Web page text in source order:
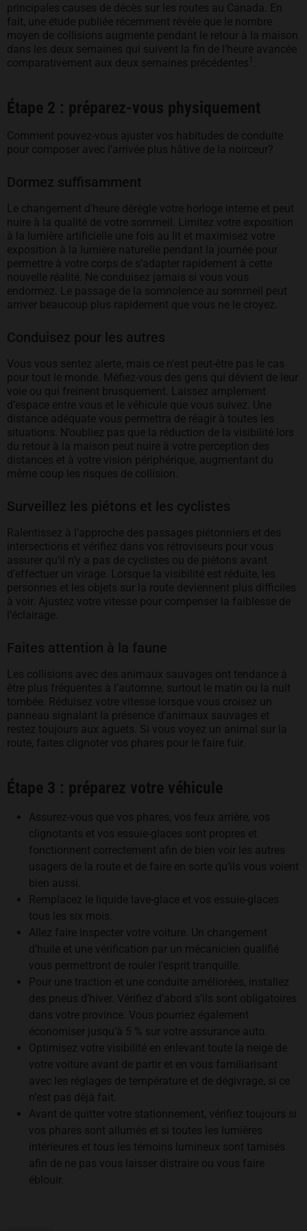
principales causes de décès sur les routes au Canada. En
fait, une étude publiée récemment révèle que le nombre
moyen de collisions augmente pendant le retour à la maison
dans les deux semaines qui suivent la fin de l’heure avancée
comparativement aux deux semaines précédentes
Étape 2 : préparez-vous physiquement
Comment pouvez-vous ajuster vos habitudes de conduite
pour composer avec l’arrivée plus hâtive de la noirceur?
Dormez suffisamment
Le changement d’heure dérègle votre horloge interne et peut
nuire à la qualité de votre sommeil. Limitez votre exposition
à la lumière artificielle une fois au lit et maximisez votre
exposition à la lumière naturelle pendant la journée pour
permettre à votre corps de s’adapter rapidement à cette
nouvelle réalité. Ne conduisez jamais si vous vous
endormez. Le passage de la somnolence au sommeil peut
arriver beaucoup plus rapidement que vous ne le croyez.
Conduisez pour les autres
Vous vous sentez alerte, mais ce n’est peut-être pas le cas
pour tout le monde. Méfiez-vous des gens qui dévient de leur
voie ou qui freinent brusquement. Laissez amplement
d’espace entre vous et le véhicule que vous suivez. Une
distance adéquate vous permettra de réagir à toutes les
situations. N’oubliez pas que la réduction de la visibilité lors
du retour à la maison peut nuire à votre perception des
distances et à votre vision périphérique, augmentant du
même coup les risques de collision.
Surveillez les piétons et les cyclistes
Ralentissez à l’approche des passages piétonniers et des
intersections et vérifiez dans vos rétroviseurs pour vous
assurer qu’il n’y a pas de cyclistes ou de piétons avant
d’effectuer un virage. Lorsque la visibilité est réduite, les
personnes et les objets sur la route deviennent plus difficiles
à voir. Ajustez votre vitesse pour compenser la faiblesse de
l’éclairage.
Faites attention à la faune
Les collisions avec des animaux sauvages ont tendance à
être plus fréquentes à l’automne, surtout le matin ou la nuit
tombée. Réduisez votre vitesse lorsque vous croisez un
panneau signalant la présence d’animaux sauvages et
restez toujours aux aguets. Si vous voyez un animal sur la
route, faites clignoter vos phares pour le faire fuir.
Étape 3 : préparez votre véhicule
Assurez-vous que vos phares, vos feux arrière, vos
clignotants et vos essuie-glaces sont propres et
fonctionnent correctement afin de bien voir les autres
usagers de la route et de faire en sorte qu’ils vous voient
bien aussi.
Remplacez le liquide lave-glace et vos essuie-glaces
tous les six mois.
Allez faire inspecter votre voiture. Un changement
d’huile et une vérification par un mécanicien qualifié
vous permettront de rouler l’esprit tranquille.
Pour une traction et une conduite améliorées, installez
des pneus d’hiver. Vérifiez d’abord s’ils sont obligatoires
dans votre province. Vous pourriez également
économiser jusqu’à 5 % sur votre assurance auto.
Optimisez votre visibilité en enlevant toute la neige de
votre voiture avant de partir et en vous familiarisant
avec les réglages de température et de dégivrage, si ce
n’est pas déjà fait.
Avant de quitter votre stationnement, vérifiez toujours si
vos phares sont allumés et si toutes les lumières
intérieures et tous les témoins lumineux sont tamisés
afin de ne pas vous laisser distraire ou vous faire
éblouir.